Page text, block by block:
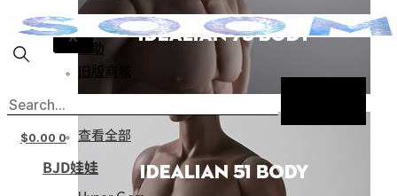
X
通知
帮助
旧版商城
新产品
查看全部
BJD娃娃
$0.00 0